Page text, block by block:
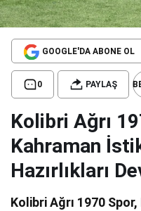
GOOGLE'DA ABONE OL
0 PAYLAŞ
Kolibri Ağrı
Kahraman
Hazırlıkları
Kolibri Ağrı 1970
Ediyor